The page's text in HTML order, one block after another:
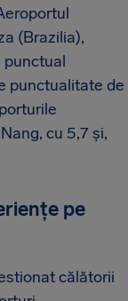
(Brazilia),
punctual
punctualitate de
cu 5,7 și,
pe
călătorii